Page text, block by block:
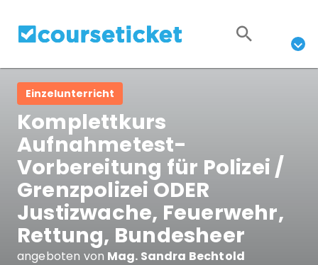
Einzelunterricht
Komplettkurs
Aufnahmetest-
Vorbereitung für Polizei /
Grenzpolizei ODER
Justizwache, Feuerwehr,
Rettung, Bundesheer
angeboten von Mag. Sandra Bechtold